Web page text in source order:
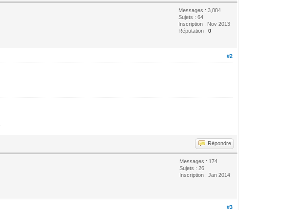
Messages : 3,884
Sujets : 64
Inscription : Nov 2013
Réputation :0
#2
Répondre
Messages : 174
Sujets : 26
Inscription : Jan 2014
#3